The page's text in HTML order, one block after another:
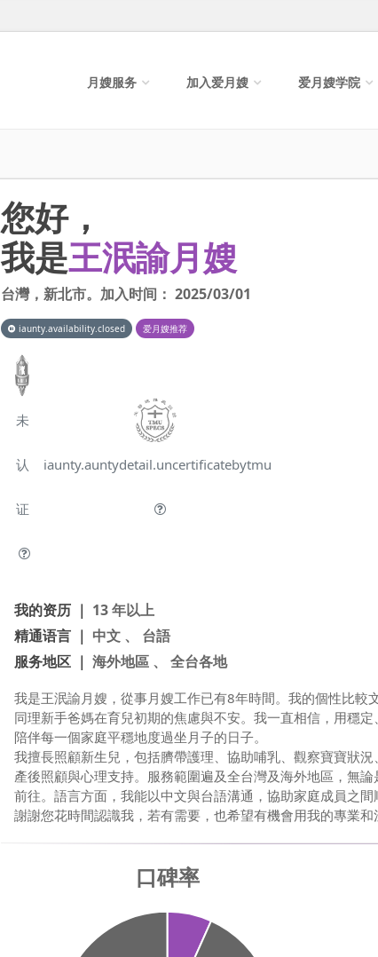
月嫂服务 加入爱月嫂 爱月嫂学院
您好，
我是王泯諭月嫂
台灣， 新北市。加入时间： 2025/03/01
iaunty.availability.closed 爱月嫂推荐
未
认
证
iaunty.auntydetail.uncertificatebytmu
我的资历 ｜ 13 年以上
精通语言 ｜ 中文 、 台語
服务地区 ｜ 海外地區 、 全台各地
我是王泯諭月嫂，從事月嫂工作已有8年時間。我的個性比較
同理新手爸媽在育兒初期的焦慮與不安。我一直相信，用穩
陪伴每一個家庭平穩地度過坐月子的日子。
我擅長照顧新生兒，包括臍帶護理、協助哺乳、觀察寶寶狀
產後照顧與心理支持。服務範圍遍及全台灣及海外地區，無
前往。語言方面，我能以中文與台語溝通，協助家庭成員之間
謝謝您花時間認識我，若有需要，也希望有機會用我的專業